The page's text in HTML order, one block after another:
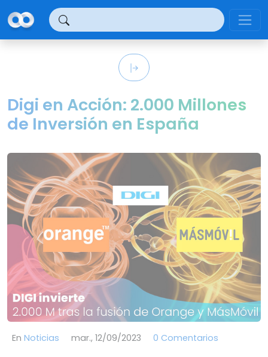
Digi en Acción: 2.000 Millones
de Inversión en España
En Noticias mar., 12/09/2023 0 Comentarios
Panel de gestión de cookies